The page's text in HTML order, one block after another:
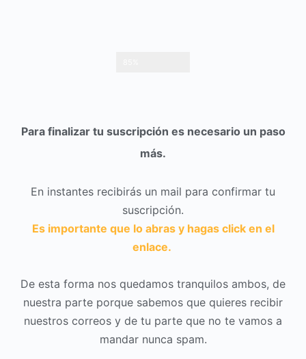
Para finalizar tu suscripción es necesario un paso
más.
En instantes recibirás un mail para confirmar tu
suscripción.
Es importante que lo abras y hagas click en el
enlace.
De esta forma nos quedamos tranquilos ambos, de
nuestra parte porque sabemos que quieres recibir
nuestros correos y de tu parte que no te vamos a
mandar nunca spam.